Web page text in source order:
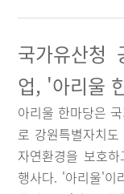
국가유산청
업, '아리울
아리울 한마당은
로 강원특별자치
자연환경을 보호
행사다. '아리울'이